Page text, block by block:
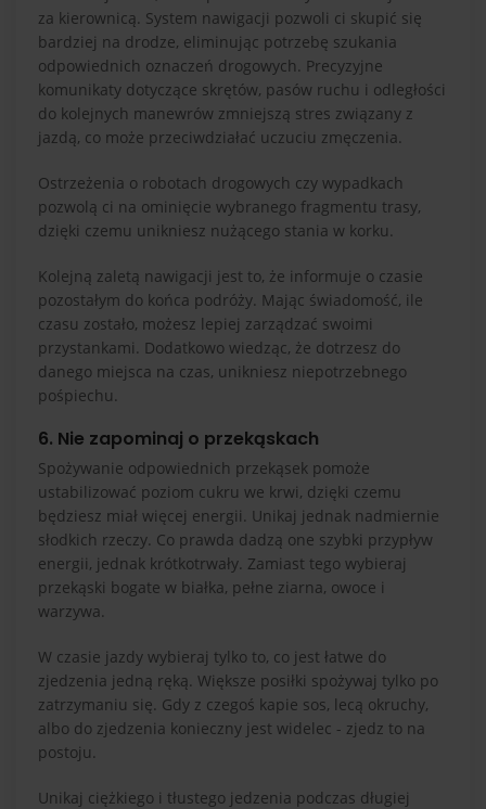
za kierownicą. System nawigacji pozwoli ci skupić się
bardziej na drodze, eliminując potrzebę szukania
odpowiednich oznaczeń drogowych. Precyzyjne
komunikaty dotyczące skrętów, pasów ruchu i odległości
do kolejnych manewrów zmniejszą stres związany z
jazdą, co może przeciwdziałać uczuciu zmęczenia.
Ostrzeżenia o robotach drogowych czy wypadkach
pozwolą ci na ominięcie wybranego fragmentu trasy,
dzięki czemu unikniesz nużącego stania w korku.
Kolejną zaletą nawigacji jest to, że informuje o czasie
pozostałym do końca podróży. Mając świadomość, ile
czasu zostało, możesz lepiej zarządzać swoimi
przystankami. Dodatkowo wiedząc, że dotrzesz do
danego miejsca na czas, unikniesz niepotrzebnego
pośpiechu.
6. Nie zapominaj o przekąskach
Spożywanie odpowiednich przekąsek pomoże
ustabilizować poziom cukru we krwi, dzięki czemu
będziesz miał więcej energii. Unikaj jednak nadmiernie
słodkich rzeczy. Co prawda dadzą one szybki przypływ
energii, jednak krótkotrwały. Zamiast tego wybieraj
przekąski bogate w białka, pełne ziarna, owoce i
warzywa.
W czasie jazdy wybieraj tylko to, co jest łatwe do
zjedzenia jedną ręką. Większe posiłki spożywaj tylko po
zatrzymaniu się. Gdy z czegoś kapie sos, lecą okruchy,
albo do zjedzenia konieczny jest widelec - zjedz to na
postoju.
Unikaj ciężkiego i tłustego jedzenia podczas długiej